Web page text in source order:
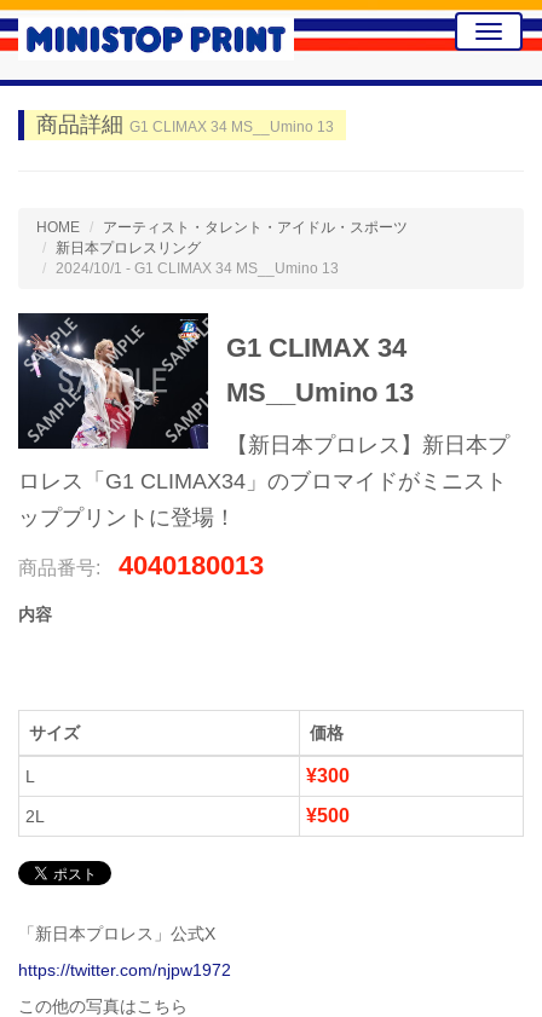
Toggle
商品詳細 G1 CLIMAX 34 MS__Umino 13
HOME
アーティスト・タレント・アイドル・スポーツ
新日本プロレスリング
2024/10/1 - G1 CLIMAX 34 MS__Umino 13
G1 CLIMAX 34
MS__Umino 13
【新日本プロレス】新日本プ
ロレス「G1 CLIMAX34」のブロマイドがミニスト
ッププリントに登場！
商品番号: 4040180013
内容
サイズ 価格
L ¥300
2L ¥500
「新日本プロレス」公式X
https://twitter.com/njpw1972
この他の写真はこちら